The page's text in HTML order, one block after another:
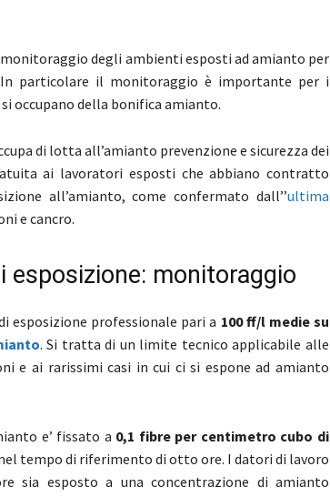
degli ambienti esposti ad amianto per
particolare il monitoraggio è importante per i
occupano della bonifica amianto.
di lotta all’amianto prevenzione e sicurezza dei
ai lavoratori esposti che abbiano contratto
all’amianto, come confermato dall’’ultima
e cancro.
esposizione: monitoraggio
esposizione professionale pari a 100 ff/l medie su
. Si tratta di un limite tecnico applicabile alle
e ai rarissimi casi in cui ci si espone ad amianto
e’ fissato a 0,1 fibre per centimetro cubo di
tempo di riferimento di otto ore. I datori di lavoro
sia esposto a una concentrazione di amianto